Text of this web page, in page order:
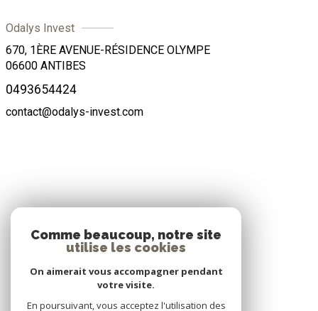
Odalys Invest
670, 1ÈRE AVENUE-RÉSIDENCE OLYMPE
06600 ANTIBES
0493654424
contact@odalys-invest.com
Nous adhérons
Comme beaucoup, notre site
utilise les cookies
On aimerait vous accompagner pendant
votre visite.
En poursuivant, vous acceptez l'utilisation des